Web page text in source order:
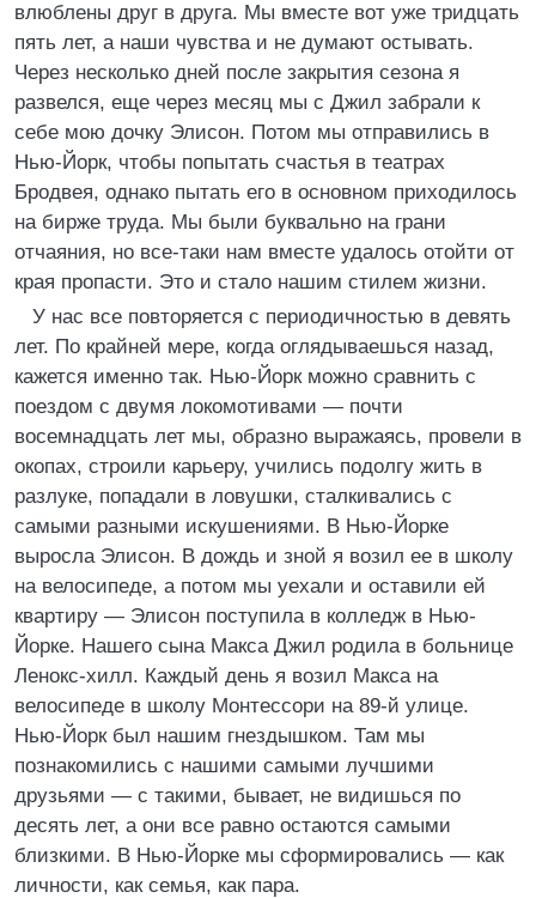
влюблены друг в друга. Мы вместе вот уже тридцать
пять лет, а наши чувства и не думают остывать.
Через несколько дней после закрытия сезона я
развелся, еще через месяц мы с Джил забрали к
себе мою дочку Элисон. Потом мы отправились в
Нью-Йорк, чтобы попытать счастья в театрах
Бродвея, однако пытать его в основном приходилось
на бирже труда. Мы были буквально на грани
отчаяния, но все-таки нам вместе удалось отойти от
края пропасти. Это и стало нашим стилем жизни.
У нас все повторяется с периодичностью в девять
лет. По крайней мере, когда оглядываешься назад,
кажется именно так. Нью-Йорк можно сравнить с
поездом с двумя локомотивами — почти
восемнадцать лет мы, образно выражаясь, провели в
окопах, строили карьеру, учились подолгу жить в
разлуке, попадали в ловушки, сталкивались с
самыми разными искушениями. В Нью-Йорке
выросла Элисон. В дождь и зной я возил ее в школу
на велосипеде, а потом мы уехали и оставили ей
квартиру — Элисон поступила в колледж в Нью-
Йорке. Нашего сына Макса Джил родила в больнице
Ленокс-хилл. Каждый день я возил Макса на
велосипеде в школу Монтессори на 89-й улице.
Нью-Йорк был нашим гнездышком. Там мы
познакомились с нашими самыми лучшими
друзьями — с такими, бывает, не видишься по
десять лет, а они все равно остаются самыми
близкими. В Нью-Йорке мы сформировались — как
личности, как семья, как пара.